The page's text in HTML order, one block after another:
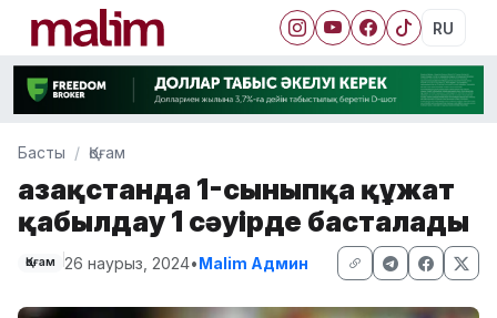
RU
Басты Қоғам
Қазақстанда 1-сыныпқа құжат
қабылдау 1 сәуірде басталады
Қоғам 26 наурыз, 2024•Malim Админ